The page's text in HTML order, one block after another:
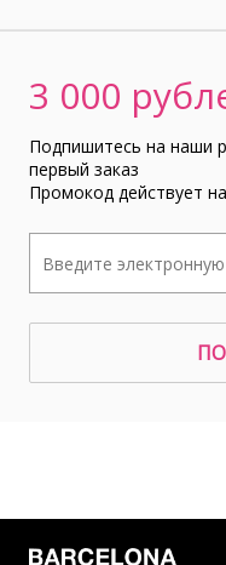
3 000
Подпишитесь на наши
первый заказ
Промокод действует